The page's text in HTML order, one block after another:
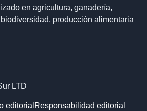
en agricultura, ganadería,
producción alimentaria
LTD
editorial Responsabilidad editorial